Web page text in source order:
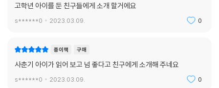
고학년 아이를 둔 친구들에게 소개 할거에요
s******0 2023.03.09. 0
종이책 구매
사춘기 아이가 읽어 보고 넘 좋다고 친구에게 소개해 주네요
s******0 2023.03.09. 0